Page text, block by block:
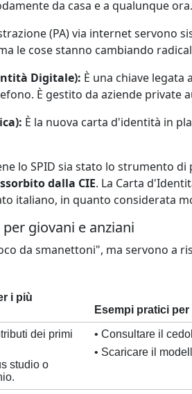
da casa e a qualunque ora.
(PA) via internet servono
le cose stanno cambiando
Digitale): È una chiave legata
È gestito da aziende private
È la nuova carta d'identità in
lo SPID sia stato lo strumento
dalla CIE. La Carta
italiano, in quanto considerata
giovani e anziani
da smanettoni", ma servono a
i più
Esempi pratici per
dei primi
studio o
• Consultare il
• Scaricare il